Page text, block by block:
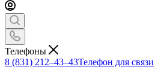
Телефоны
8 (831) 212–43–43Телефон для связи